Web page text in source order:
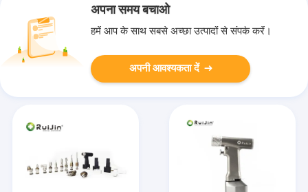
अपना समय बचाओ
हमें आप के साथ सबसे अच्छा उत्पादों से संपर्क करें।
अपनी आवश्यकता दें